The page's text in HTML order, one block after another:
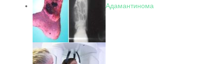
Адамантинома